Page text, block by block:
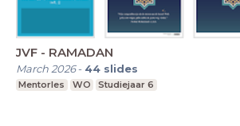
JVF - RAMADAN
March 2026- 44 slides
Mentorles WO Studiejaar 6